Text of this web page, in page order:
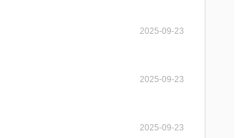
2025-09-23
2025-09-23
2025-09-23